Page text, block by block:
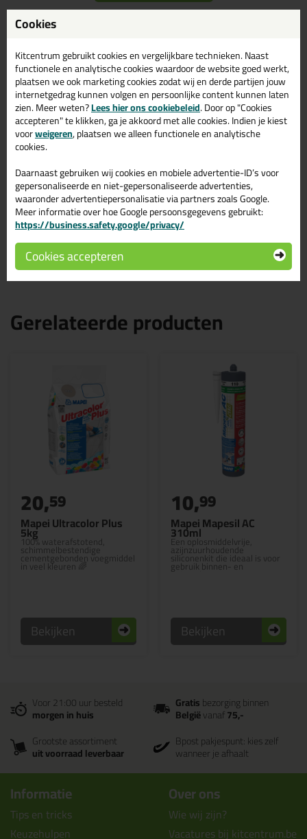
Mapei Mapesil Tile Matt
300ml in 113 - Mat Cement
Grijs
Zoek je Mapei Mapesil Tile Matt 300ml in een specifieke kleur?
Gevonden! Deze Mapei Mapesil Tile Matt 300ml in de kleur 113 -
toepassingen. Een professioneel en hoogwaardig product welke
makkelijk te gebruiken is. Bestel de Mapei Mapesil Tile Matt
300ml in de kleur 113 - Mat Cement Grijs vandaag nog! Op
voorraad en op werkdagen besteld = morgen in huis.
Wil je meer weten over de toepassing en kenmerken van dit
product?Lees alles over dit product >
Gerelateerde producten
Mapei Ultracolor Plus
5kg
100% waterafstotend,
schimmelbestendige
cementgebonden voegmiddel
in veel kleuren 🌈
20,59
Bekijken
Mapei Mapesil AC
310ml
Een oplosmiddelvrije,
azijnzuurhoudende
siliconenkit die ideaal is voor
gebruik binnen- en
buitenshuis
10,99
Bekijken
Voor 21:00 uur besteld
morgen in huis
Gratisbezorging binnen
Belgiëvanaf75,-
Grootste assortiment
uit voorraad leverbaar
Bpost pakjespunt: kies zelf
wanneer je afhaalt
Informatie
Tips en tricks
Keuzehulpen
Over ons
Wie wij zijn?
Vacatures bij kitcentrum.be
Cookies
Kitcentrum gebruikt cookies en vergelijkbare technieken. Naast
functionele en analytische cookies waardoor de website goed werkt,
plaatsen we ook marketing cookies zodat wij en derde partijen jouw
internetgedrag kunnen volgen en persoonlijke content kunnen laten
zien. Meer weten?Lees hier ons cookiebeleid. Door op "Cookies
accepteren" te klikken, ga je akkoord met alle cookies. Indien je kiest
voorweigeren, plaatsen we alleen functionele en analytische
cookies.
Daarnaast gebruiken wij cookies en mobiele advertentie-ID’s voor
gepersonaliseerde en niet-gepersonaliseerde advertenties,
waaronder advertentiepersonalisatie via partners zoals Google.
Meer informatie over hoe Google persoonsgegevens gebruikt:
https://business.safety.google/privacy/
Cookies accepteren